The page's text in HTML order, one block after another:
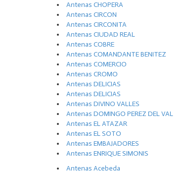
Antenas CHOPERA
Antenas CIRCON
Antenas CIRCONITA
Antenas CIUDAD REAL
Antenas COBRE
Antenas COMANDANTE BENITEZ
Antenas COMERCIO
Antenas CROMO
Antenas DELICIAS
Antenas DELICIAS
Antenas DIVINO VALLES
Antenas DOMINGO PEREZ DEL VAL
Antenas EL ATAZAR
Antenas EL SOTO
Antenas EMBAJADORES
Antenas ENRIQUE SIMONIS
Antenas Acebeda